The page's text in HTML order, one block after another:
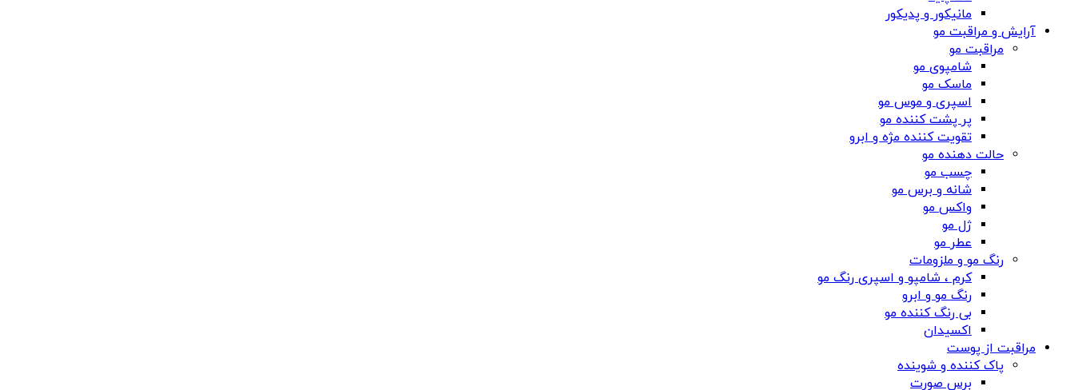
مانیکور و پدیکور
آرایش و مراقبت مو
مراقبت مو
شامپوی مو
ماسک مو
اسپری و موس مو
پر پشت کننده مو
تقویت کننده مژه و ابرو
حالت دهنده مو
چسب مو
شانه‌ و برس مو
واکس مو
ژل مو
عطر مو
رنگ مو و ملزومات
کرم ، شامپو و اسپری رنگ مو
رنگ مو و ابرو
بی رنگ کننده مو
اکسیدان
مراقبت از پوست
پاک کننده و شوینده
برس صورت